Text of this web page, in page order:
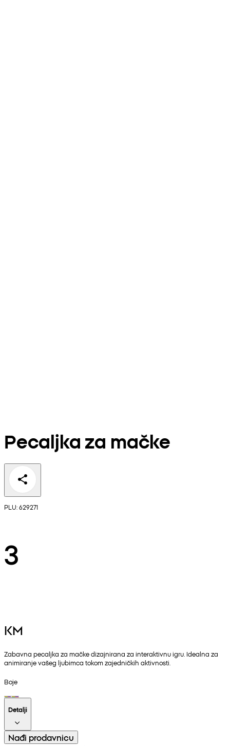
Pecaljka za mačke
PLU: 629271
3
KM
Zabavna pecaljka za mačke dizajnirana za interaktivnu igru. Idealna za
animiranje vašeg ljubimca tokom zajedničkih aktivnosti.
Boje
Detalji
Nađi prodavnicu